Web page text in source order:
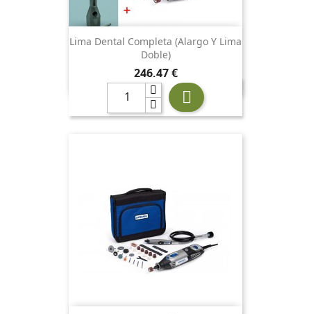
Lima Dental Completa (alargo Y Lima
Doble)
Precio
246,47 €
